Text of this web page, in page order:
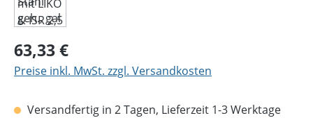
Regulärer Preis:
63,33 €
Preise inkl. MwSt. zzgl. Versandkosten
Versandfertig in 2 Tagen, Lieferzeit 1-3 Werktage